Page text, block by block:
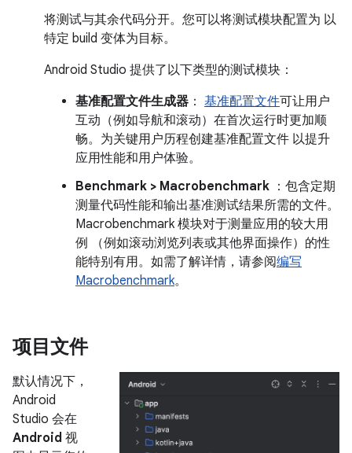
将测试与其余代码分开。您可以将测试模块配置为 以
特定 build 变体为目标。
Android Studio 提供了以下类型的测试模块：
基准配置文件生成器 ： 基准配置文件可让用户
互动（例如导航和滚动）在首次运行时更加顺
畅。为关键用户历程创建基准配置文件 以提升
应用性能和用户体验。
Benchmark > Macrobenchmark ：包含定期
测量代码性能和输出基准测试结果所需的文件。
Macrobenchmark 模块对于测量应用的较大用
例 （例如滚动浏览列表或其他界面操作）的性
能特别有用。如需了解详情，请参阅编写
Macrobenchmark。
项目文件
默认情况下，
Android
Studio 会在
Android 视